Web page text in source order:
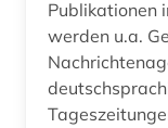
literatur (6)
Publikationen
werden u.a.